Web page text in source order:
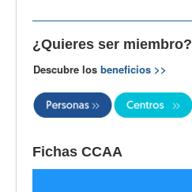
CIEB
Contacto
¿Quieres ser miembro?
Descubre los beneficios >>
Fichas CCAA